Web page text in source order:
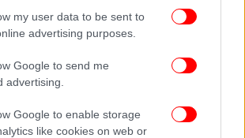
my user data to be sent to
advertising purposes.
Google to send me
advertising.
Google to enable storage
like cookies on web or
καθώς από σοβαρότατο
προηγηθεί, είχε υποστεί
πόδι.